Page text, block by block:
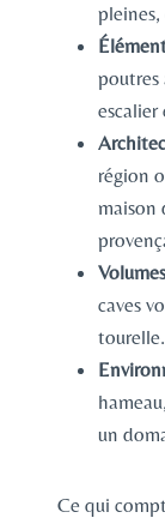
pleines,
poutres
région
maison
caves
tourelle.
un
Ce qui